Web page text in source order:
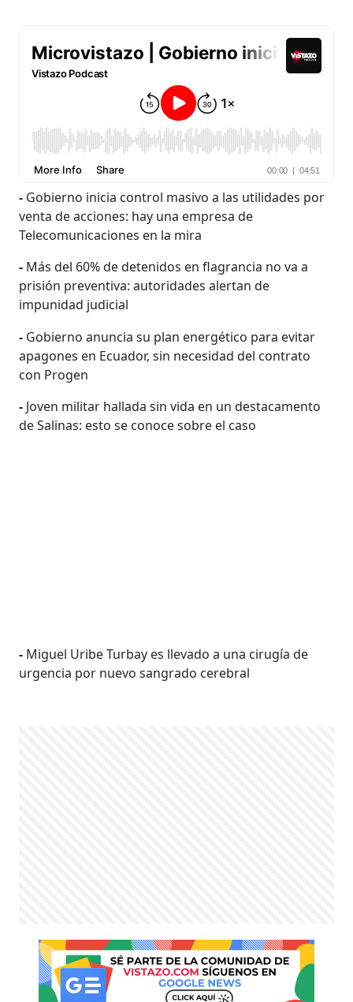
- Gobierno inicia control masivo a las utilidades por
venta de acciones: hay una empresa de
Telecomunicaciones en la mira
- Más del 60% de detenidos en flagrancia no va a
prisión preventiva: autoridades alertan de
impunidad judicial
- Gobierno anuncia su plan energético para evitar
apagones en Ecuador, sin necesidad del contrato
con Progen
- Joven militar hallada sin vida en un destacamento
de Salinas: esto se conoce sobre el caso
- Miguel Uribe Turbay es llevado a una cirugía de
urgencia por nuevo sangrado cerebral